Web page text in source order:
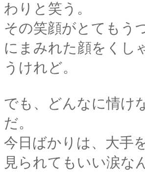
わりと笑う。
その笑顔がとてもう
にまみれた顔をくし
うけれど。
でも、どんなに情け
だ。
今日ばかりは、大手
見られてもいい涙な